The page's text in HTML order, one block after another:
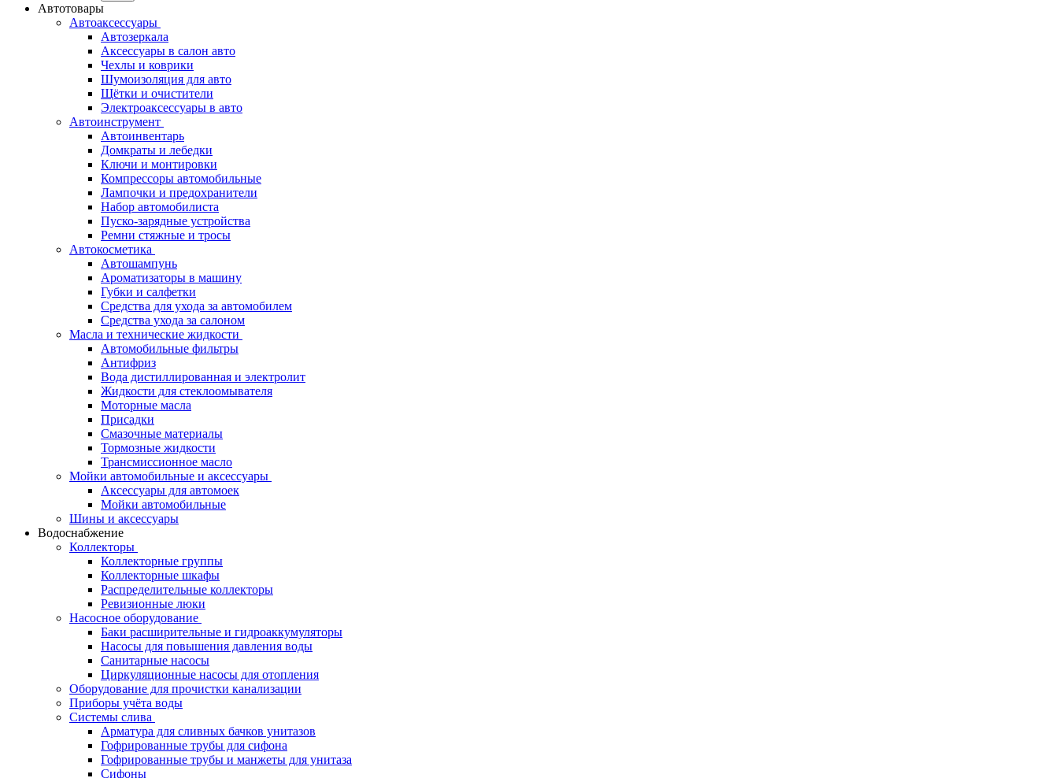
Автотовары
Автоаксессуары
Автозеркала
Аксессуары в салон авто
Чехлы и коврики
Шумоизоляция для авто
Щётки и очистители
Электроаксессуары в авто
Автоинструмент
Автоинвентарь
Домкраты и лебедки
Ключи и монтировки
Компрессоры автомобильные
Лампочки и предохранители
Набор автомобилиста
Пуско-зарядные устройства
Ремни стяжные и тросы
Автокосметика
Автошампунь
Ароматизаторы в машину
Губки и салфетки
Средства для ухода за автомобилем
Средства ухода за салоном
Масла и технические жидкости
Автомобильные фильтры
Антифриз
Вода дистиллированная и электролит
Жидкости для стеклоомывателя
Моторные масла
Присадки
Смазочные материалы
Тормозные жидкости
Трансмиссионное масло
Мойки автомобильные и аксессуары
Аксессуары для автомоек
Мойки автомобильные
Шины и аксессуары
Водоснабжение
Коллекторы
Коллекторные группы
Коллекторные шкафы
Распределительные коллекторы
Ревизионные люки
Насосное оборудование
Баки расширительные и гидроаккумуляторы
Насосы для повышения давления воды
Санитарные насосы
Циркуляционные насосы для отопления
Оборудование для прочистки канализации
Приборы учёта воды
Системы слива
Арматура для сливных бачков унитазов
Гофрированные трубы для сифона
Гофрированные трубы и манжеты для унитаза
Сифоны